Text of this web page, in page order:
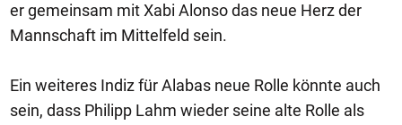
er gemeinsam mit Xabi Alonso das neue Herz der
Mannschaft im Mittelfeld sein.
Ein weiteres Indiz für Alabas neue Rolle könnte auch
sein, dass Philipp Lahm wieder seine alte Rolle als